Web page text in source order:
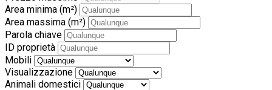
Area minima (m²)
Area massima (m²)
Parola chiave
ID proprietà
Mobili
Visualizzazione
Animali domestici